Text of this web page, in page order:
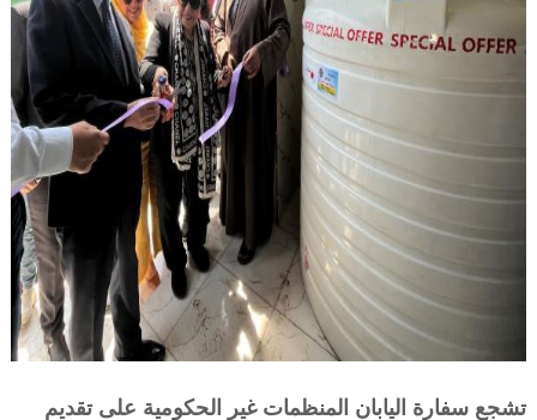
تشجع سفارة اليابان المنظمات غير الحكومية على تقديم